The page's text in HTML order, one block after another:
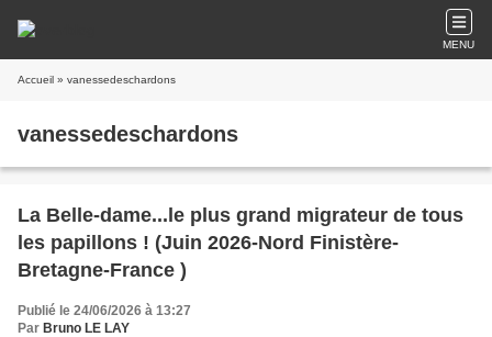
MENU
Accueil » vanessedeschardons
vanessedeschardons
La Belle-dame...le plus grand migrateur de tous
les papillons ! (Juin 2026-Nord Finistère-
Bretagne-France )
Publié le 24/06/2026 à 13:27
Par Bruno LE LAY